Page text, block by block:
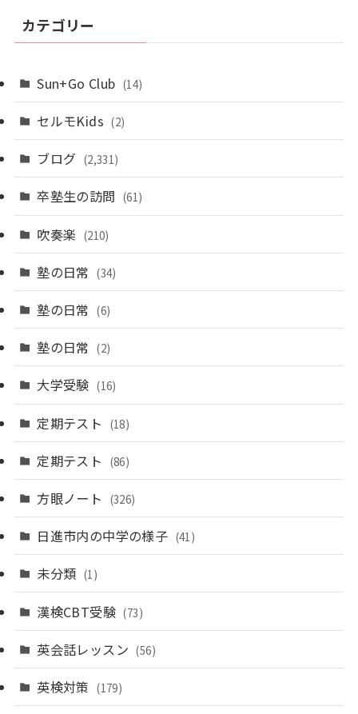
カテゴリー
Sun+Go Club (14)
セルモKids (2)
ブログ (2,331)
卒塾生の訪問 (61)
吹奏楽 (210)
塾の日常 (34)
塾の日常 (6)
塾の日常 (2)
大学受験 (16)
定期テスト (18)
定期テスト (86)
方眼ノート (326)
日進市内の中学の様子 (41)
未分類 (1)
漢検CBT受験 (73)
英会話レッスン (56)
英検対策 (179)